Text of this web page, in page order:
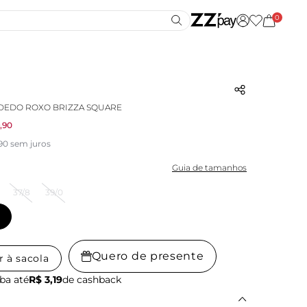
0
ROXO BRIZZA SQUARE
sem juros
Guia de tamanhos
37/8 39/0
à sacola Quero de presente
atéR$ 3,19de cashback